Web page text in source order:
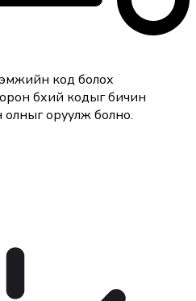
код болох
бүхий кодыг бичин
олныг оруулж болно.